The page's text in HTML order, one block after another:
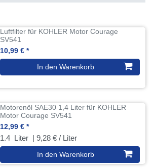
Luftfilter für KOHLER Motor Courage
SV541
10,99 € *
In den Warenkorb
Motorenöl SAE30 1,4 Liter für KOHLER
Motor Courage SV541
12,99 € *
1.4 Liter | 9,28 € / Liter
In den Warenkorb